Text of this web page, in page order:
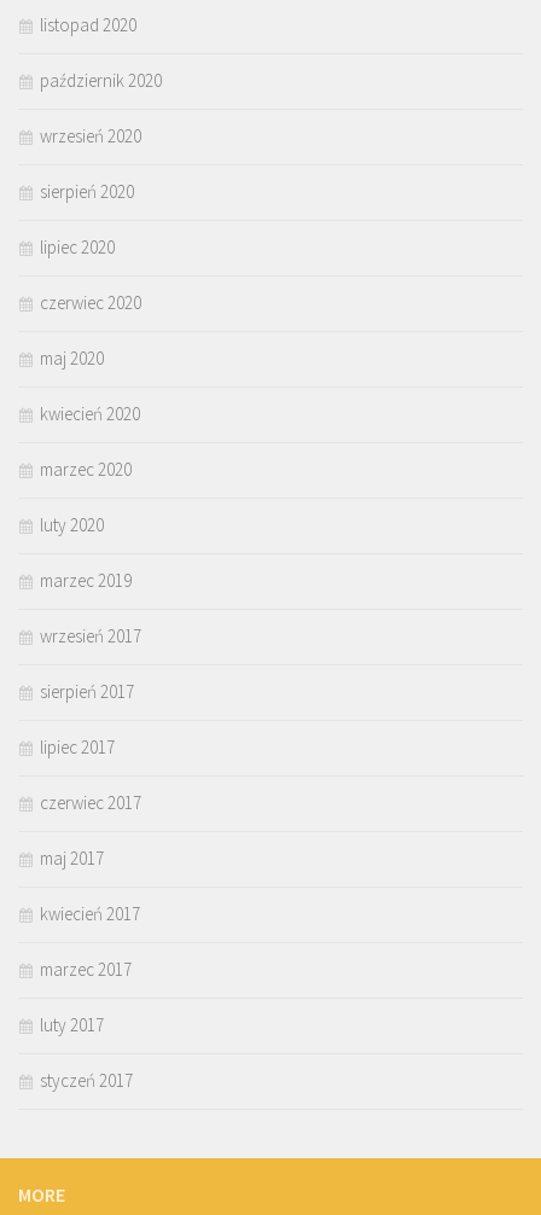
listopad 2020
październik 2020
wrzesień 2020
sierpień 2020
lipiec 2020
czerwiec 2020
maj 2020
kwiecień 2020
marzec 2020
luty 2020
marzec 2019
wrzesień 2017
sierpień 2017
lipiec 2017
czerwiec 2017
maj 2017
kwiecień 2017
marzec 2017
luty 2017
styczeń 2017
MORE